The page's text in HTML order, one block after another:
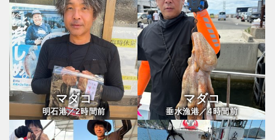
マダコ
明石港／2時間前
マダコ
垂水漁港／4時間前